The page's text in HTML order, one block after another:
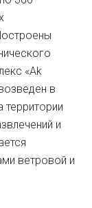
«Ak
в
и
ветровой и